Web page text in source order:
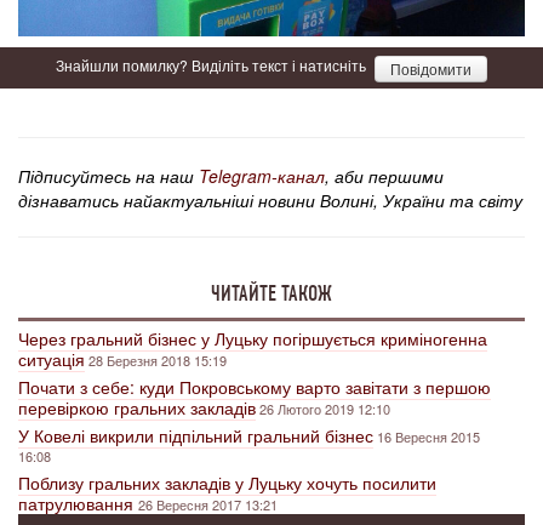
Знайшли помилку? Виділіть текст і натисніть Повідомити
Підписуйтесь на наш Telegram-канал, аби першими
дізнаватись найактуальніші новини Волині, України та світу
ЧИТАЙТЕ ТАКОЖ
Через гральний бізнес у Луцьку погіршується криміногенна
ситуація28 Березня 2018 15:19
Почати з себе: куди Покровському варто завітати з першою
перевіркою гральних закладів26 Лютого 2019 12:10
У Ковелі викрили підпільний гральний бізнес 16 Вересня 2015
16:08
Поблизу гральних закладів у Луцьку хочуть посилити
патрулювання26 Вересня 2017 13:21